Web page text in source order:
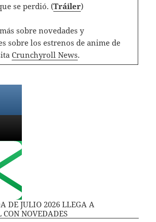
se perdió. (Tráiler)
sobre novedades y
sobre los estrenos de anime de
Crunchyroll News.
DE JULIO 2026 LLEGA A
CON NOVEDADES